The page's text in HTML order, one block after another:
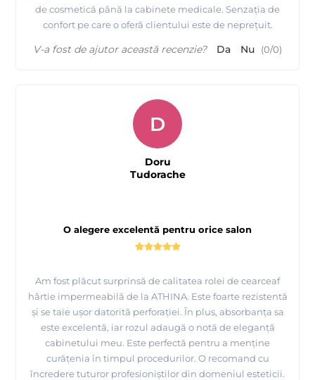
de cosmetică până la cabinete medicale. Senzația de
confort pe care o oferă clientului este de neprețuit.
V-a fost de ajutor această recenzie? Da Nu (0/0)
O alegere excelentă pentru orice salon
Am fost plăcut surprinsă de calitatea rolei de cearceaf
hârtie impermeabilă de la ATHINA. Este foarte rezistentă
și se taie ușor datorită perforației. În plus, absorbanța sa
este excelentă, iar rozul adaugă o notă de eleganță
cabinetului meu. Este perfectă pentru a menține
curățenia în timpul procedurilor. O recomand cu
încredere tuturor profesioniștilor din domeniul esteticii.
D
Doru
Tudorache